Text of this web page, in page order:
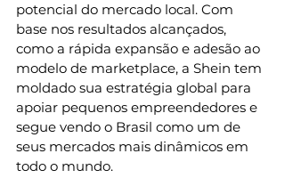
potencial do mercado local. Com
base nos resultados alcançados,
como a rápida expansão e adesão ao
modelo de marketplace, a Shein tem
moldado sua estratégia global para
apoiar pequenos empreendedores e
segue vendo o Brasil como um de
seus mercados mais dinâmicos em
todo o mundo.